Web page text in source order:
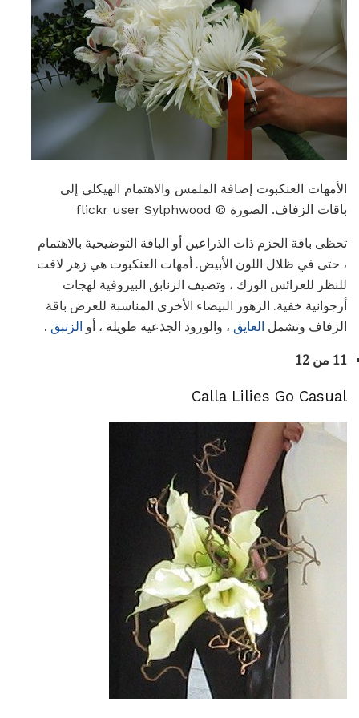
الأمهات العنكبوت إضافة الملمس والاهتمام الهيكلي إلى
باقات الزفاف. الصورة © flickr user Sylphwood
تحظى باقة الحزم ذات الذراعين أو الباقة التوضيحية بالاهتمام
، حتى في ظلال اللون الأبيض. أمهات العنكبوت هي زهر لافت
للنظر للعرائس الورك ، وتضيف الزنابق البيروفية لهجات
أرجوانية خفية. الزهور البيضاء الأخرى المناسبة للعرض باقة
الزفاف وتشمل العايق ، والورود الجذعية طويلة ، أو الزنبق .
11 من 12
Calla Lilies Go Casual